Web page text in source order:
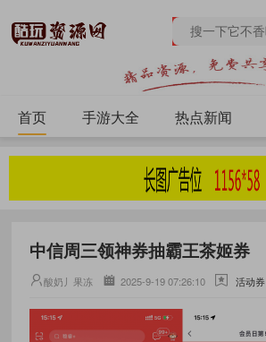
首页 手游大全 热点新闻
中信周三领神券抽霸王茶姬券
酸奶丿果冻 2025-9-19 07:26:10 活动券